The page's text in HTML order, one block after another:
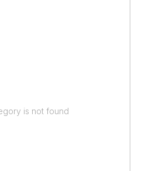
is not found